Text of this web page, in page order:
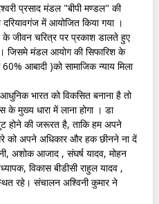
प्रसाद मंडल "बीपी मण्डल" की
में आयोजित किया गया ।
के जीवन चरित्र पर प्रकाश डालते हुए
जिसमे मंडल आयोग की सिफारिश के
आबादी )को सामाजिक न्याय मिला
भारत को विकसित बनाना है तो
मुख्य धारा में लाना होगा । डा
होने की जरूरत है, ताकि हम अपने
को अपने अधिकार और हक छीनने ना दें
अशोक आजाद , संघर्ष यादव, मोहन
विकास बीडीसी राहुल यादव ,
रहे। संचालन अश्विनी कुमार ने